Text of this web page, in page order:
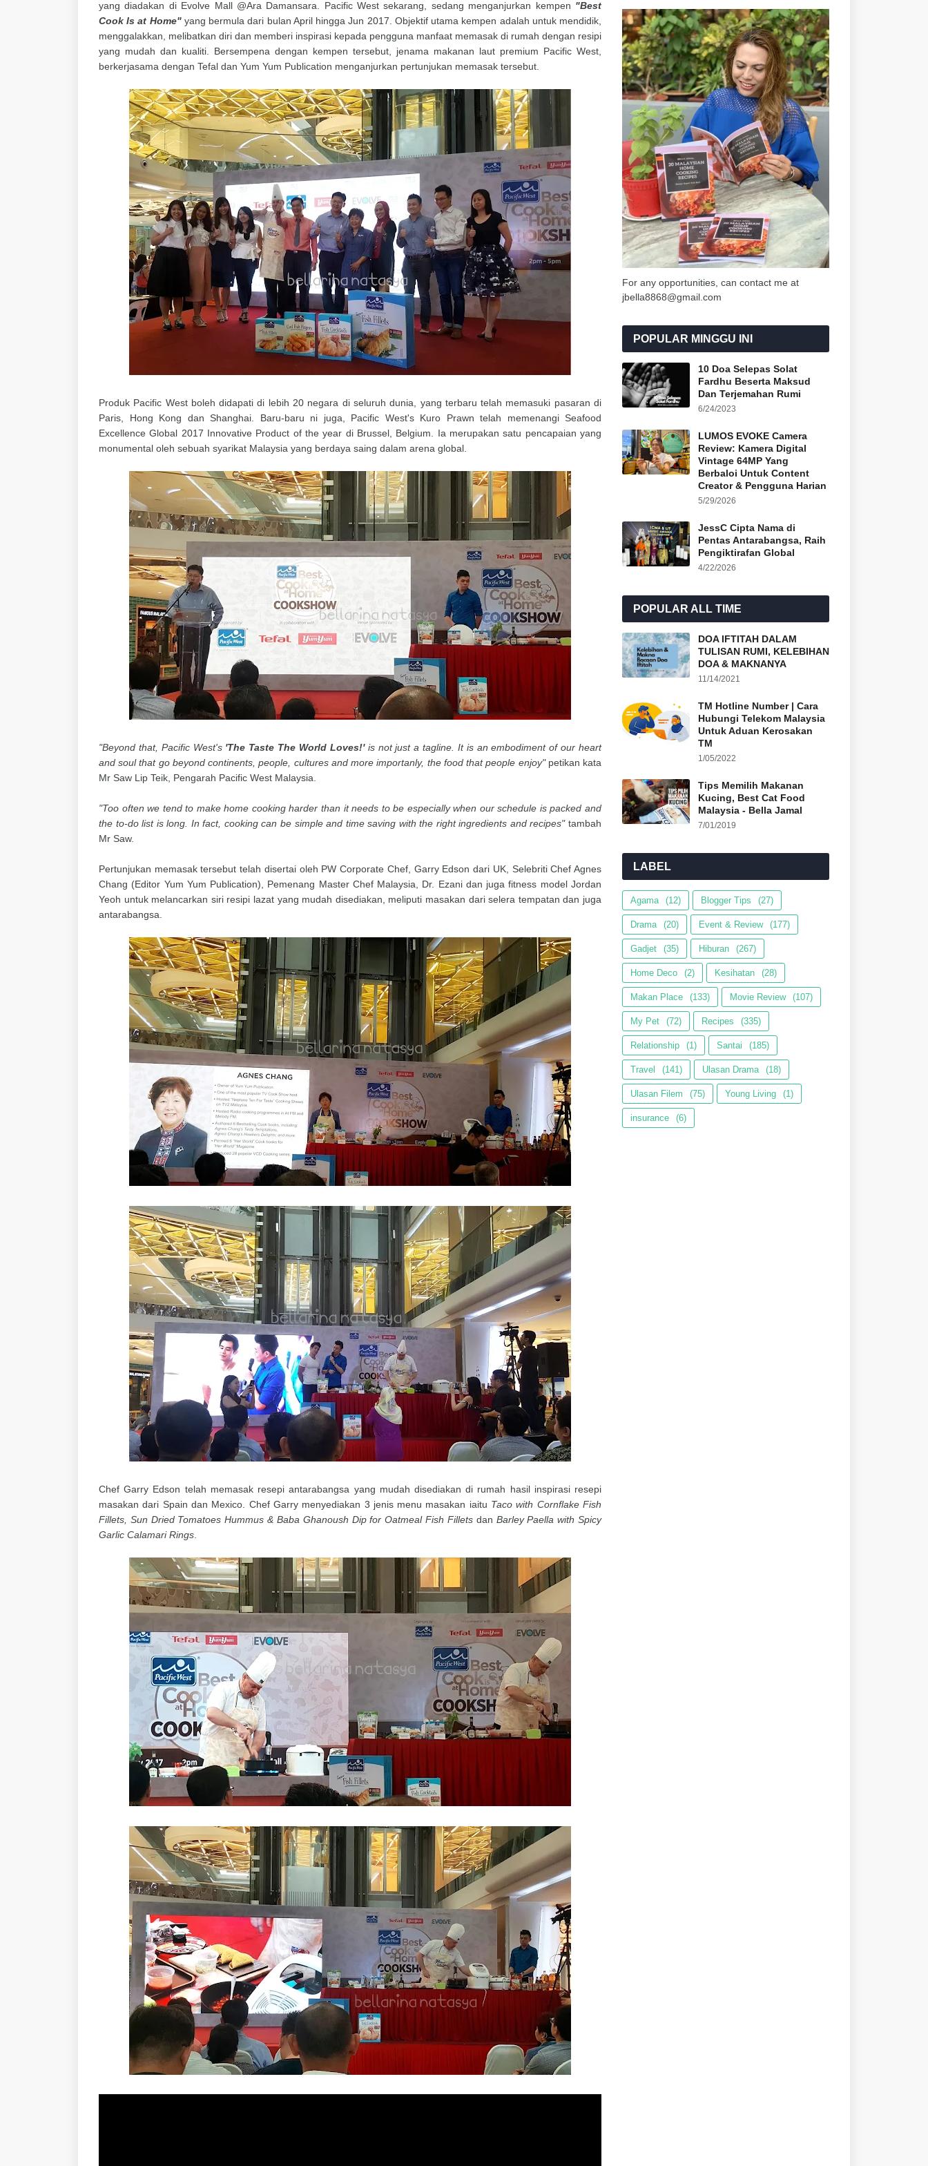
yang diadakan di Evolve Mall @Ara Damansara. Pacific West sekarang, sedang menganjurkan kempen "Best
Cook Is at Home"yang bermula dari bulan April hingga Jun 2017. Objektif utama kempen adalah untuk mendidik,
menggalakkan, melibatkan diri dan memberi inspirasi kepada pengguna manfaat memasak di rumah dengan resipi
yang mudah dan kualiti. Bersempena dengan kempen tersebut, jenama makanan laut premium Pacific West,
berkerjasama dengan Tefal dan Yum Yum Publication menganjurkan pertunjukan memasak tersebut.
Produk Pacific West boleh didapati di lebih 20 negara di seluruh dunia, yang terbaru telah memasuki pasaran di
Paris, Hong Kong dan Shanghai. Baru-baru ni juga, Pacific West's Kuro Prawn telah memenangi Seafood
Excellence Global 2017 Innovative Product of the year di Brussel, Belgium. Ia merupakan satu pencapaian yang
monumental oleh sebuah syarikat Malaysia yang berdaya saing dalam arena global.
"Beyond that, Pacific West's 'The Taste The World Loves!'is not just a tagline. It is an embodiment of our heart
and soul that go beyond continents, people, cultures and more importanly, the food that people enjoy"petikan kata
Mr Saw Lip Teik, Pengarah Pacific West Malaysia.
"Too often we tend to make home cooking harder than it needs to be especially when our schedule is packed and
the to-do list is long. In fact, cooking can be simple and time saving with the right ingredients and recipes"tambah
Mr Saw.
Pertunjukan memasak tersebut telah disertai oleh PW Corporate Chef, Garry Edson dari UK, Selebriti Chef Agnes
Chang (Editor Yum Yum Publication), Pemenang Master Chef Malaysia, Dr. Ezani dan juga fitness model Jordan
Yeoh untuk melancarkan siri resipi lazat yang mudah disediakan, meliputi masakan dari selera tempatan dan juga
antarabangsa.
Chef Garry Edson telah memasak resepi antarabangsa yang mudah disediakan di rumah hasil inspirasi resepi
masakan dari Spain dan Mexico. Chef Garry menyediakan 3 jenis menu masakan iaitu Taco with Cornflake Fish
Fillets, Sun Dried Tomatoes Hummus & Baba Ghanoush Dip for Oatmeal Fish Filletsdan Barley Paella with Spicy
Garlic Calamari Rings
For any opportunities, can contact me at
jbella8868@gmail.com
POPULAR MINGGU INI
10 Doa Selepas Solat
Fardhu Beserta Maksud
Dan Terjemahan Rumi
6/24/2023
LUMOS EVOKE Camera
Review: Kamera Digital
Vintage 64MP Yang
Berbaloi Untuk Content
Creator & Pengguna Harian
5/29/2026
JessC Cipta Nama di
Pentas Antarabangsa, Raih
Pengiktirafan Global
4/22/2026
POPULAR ALL TIME
DOA IFTITAH DALAM
TULISAN RUMI, KELEBIHAN
DOA & MAKNANYA
11/14/2021
TM Hotline Number | Cara
Hubungi Telekom Malaysia
Untuk Aduan Kerosakan
TM
1/05/2022
Tips Memilih Makanan
Kucing, Best Cat Food
Malaysia - Bella Jamal
7/01/2019
LABEL
Agama (12) Blogger Tips (27)
Drama (20) Event & Review (177)
Gadjet (35) Hiburan (267)
Home Deco (2) Kesihatan (28)
Makan Place (133) Movie Review (107)
My Pet (72) Recipes (335)
Relationship (1) Santai (185)
Travel (141) Ulasan Drama (18)
Ulasan Filem (75) Young Living (1)
insurance (6)